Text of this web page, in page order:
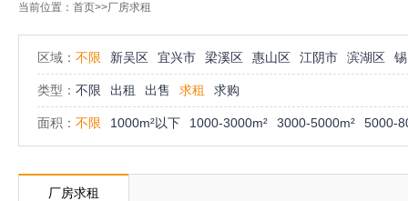
当前位置： 首页>>厂房求租
区域： 不限 新吴区 宜兴市 梁溪区 惠山区 江阴市 滨湖区
类型： 不限 出租 出售 求租 求购
面积： 不限 1000m²以下 1000-3000m² 3000-5000m² 5000-
厂房求租